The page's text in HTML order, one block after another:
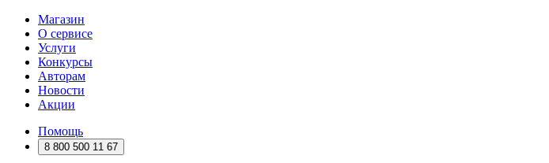
Магазин
О сервисе
Услуги
Конкурсы
Авторам
Новости
Акции
Помощь
8 800 500 11 67